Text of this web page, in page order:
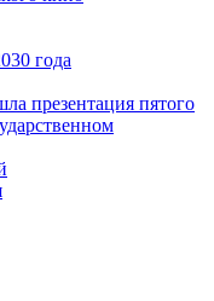
года
презентация пятого